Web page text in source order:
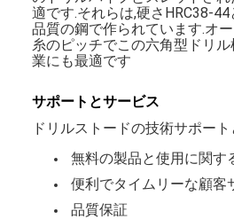
適です.それらは,硬さHRC38-
品質の鋼で作られています.オ
糸のピッチでこの六角型ドリ
業にも最適です
サポートとサービス
ドリルストードの技術サポー
無料の製品と使用に関す
便利でタイムリーな顧客
品質保証